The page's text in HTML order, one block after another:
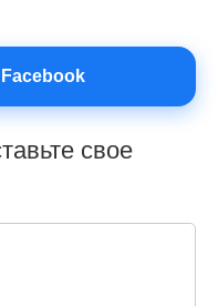
Facebook
свое